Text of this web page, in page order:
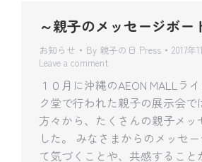
～親子のメッセージボー
お知らせ By 親子の日 Press
2017年
Leave a comment
１０月に沖縄のAEON MALLラ
ク堂で行われた親子の展示会で
方々から、たくさんの親子メッ
した。 みなさまからのメッセ
て気づくことや、共感すること